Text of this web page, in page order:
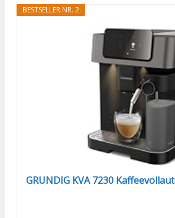
BESTSELLER NR. 2
GRUNDIG KVA 7230